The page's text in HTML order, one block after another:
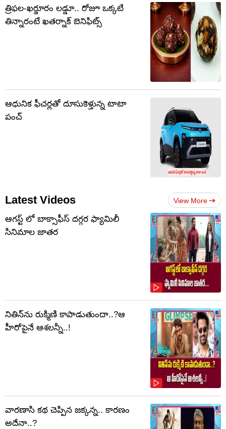
త్రిఫల-ఖర్జూరం లడ్డూ.. రోజూ ఒక్కటి
తిన్నారంటే ఖతర్నాక్ బెనిఫిట్స్
ఆధునిక ఫీచర్లతో దూసుకెళ్తున్న టాటా
పంచ్
Latest Videos View More
ఆగస్ట్ లో బాక్సాఫీస్ దగ్గర ఫ్యామిలీ
సినిమాల జాతర
నితిన్‌ను రుక్మిణి కాపాడుతుందా..?ఆ
హీరోపైనే ఆశలన్నీ..!
వారణాసి కథ చెప్పిన జక్కన్న.. కారణం
అదేనా..?